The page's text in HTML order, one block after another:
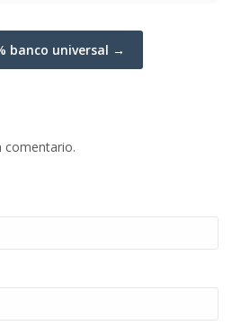
banco universal →
comentario.